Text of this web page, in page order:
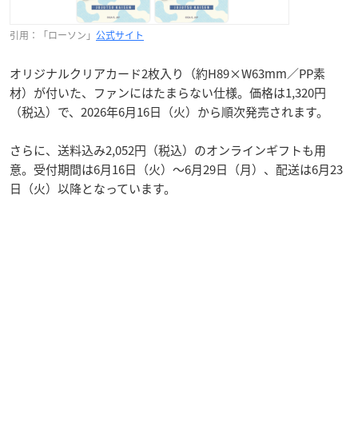
引用：「ローソン」 公式サイト
オリジナルクリアカード2枚入り（約H89×W63mm／PP素
材）が付いた、ファンにはたまらない仕様。価格は1,320円
（税込）で、2026年6月16日（火）から順次発売されます。
さらに、送料込み2,052円（税込）のオンラインギフトも用
意。受付期間は6月16日（火）〜6月29日（月）、配送は6月23
日（火）以降となっています。